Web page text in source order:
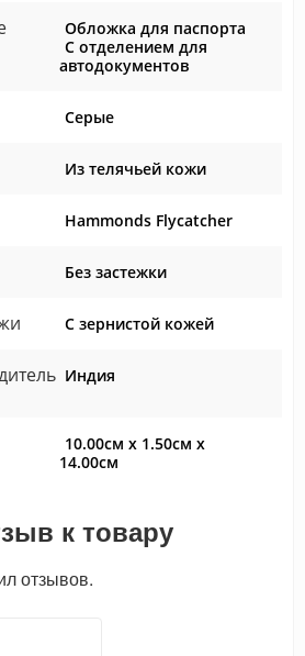
Обложка для паспорта
С отделением для
автодокументов
Серые
Из телячьей кожи
Hammonds Flycatcher
Без застежки
С зернистой кожей
Индия
10.00см x 1.50см x
14.00см
к товару
отзывов.